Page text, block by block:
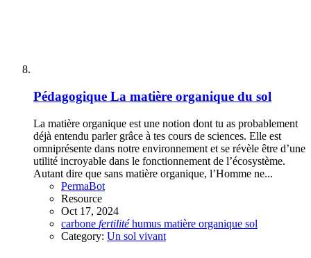
Pédagogique La matière organique du sol
La matière organique est une notion dont tu as probablement
déjà entendu parler grâce à tes cours de sciences. Elle est
omniprésente dans notre environnement et se révèle être d’une
utilité incroyable dans le fonctionnement de l’écosystème.
Autant dire que sans matière organique, l’Homme ne...
PermaBot
Resource
Oct 17, 2024
carbone fertilité humus matière organique sol
Category: Un sol vivant